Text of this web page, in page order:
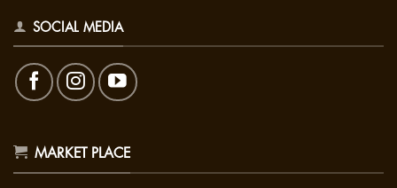
SOCIAL MEDIA
MARKET PLACE